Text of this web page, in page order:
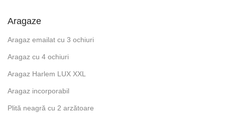
Aragaze
Aragaz emailat cu 3 ochiuri
Aragaz cu 4 ochiuri
Aragaz Harlem LUX XXL
Aragaz incorporabil
Plită neagră cu 2 arzătoare